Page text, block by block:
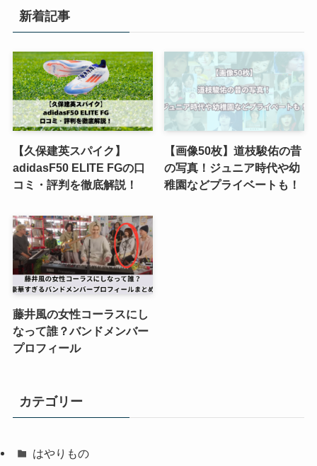
新着記事
【久保建英スパイク】
adidasF50 ELITE FGの口
コミ・評判を徹底解説！
【画像50枚】道枝駿佑の昔
の写真！ジュニア時代や幼
稚園などプライベートも！
藤井風の女性コーラスにし
なって誰？バンドメンバー
プロフィール
カテゴリー
はやりもの